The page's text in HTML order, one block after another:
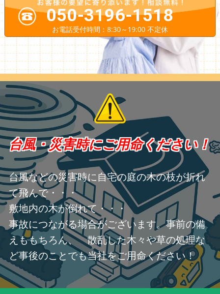
050-3196-1518
お電話受付時間：8:30～19:00 不定休
台風・災害時にご用命ください！
台風などの災害時に自宅の庭の木の枝が折れ
て飛んで・・・
敷地内の木が倒れて・・・
事故につながる場合がございます。事前の備
えももちろん、 散乱した木々や草の処理な
ど事後のことでも当社をご用命ください！